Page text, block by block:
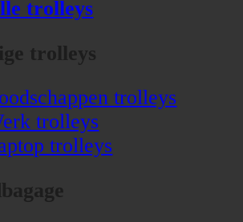
trolleys
trolleys
trolleys
trolleys
trolleys